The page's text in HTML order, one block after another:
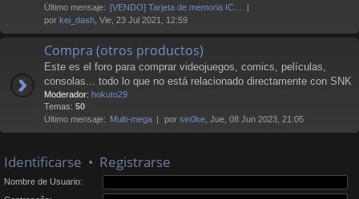
Último mensaje: [VENDO] Tarjeta de memoria IC…
por kei_dash , Vie, 23 Jul 2021, 12:59
Compra (otros productos)
Este es el foro para comprar videojuegos, comics, películas,
consolas... todo lo que no está relacionado directamente con SNK
Moderador: hokuto29
Temas: 50
Último mensaje: Multi-mega por sin0ke , Jue, 08 Jun 2023, 21:05
Identificarse • Registrarse
Nombre de Usuario: